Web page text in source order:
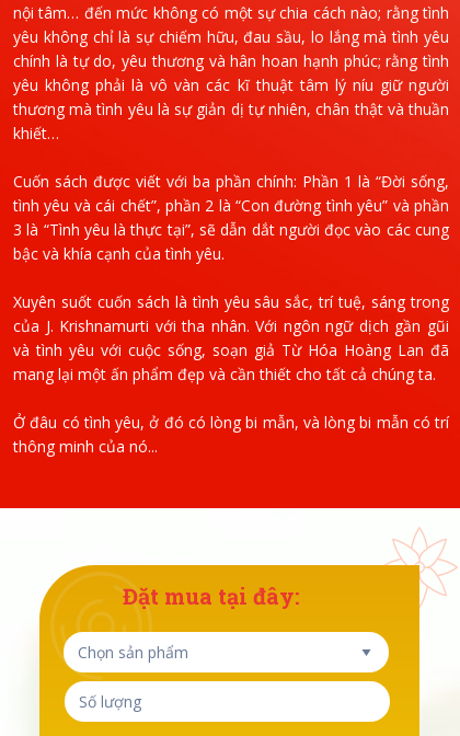
nội tâm… đến mức không có một sự chia cách nào; rằng tình
yêu không chỉ là sự chiếm hữu, đau sầu, lo lắng mà tình yêu
chính là tự do, yêu thương và hân hoan hạnh phúc; rằng tình
yêu không phải là vô vàn các kĩ thuật tâm lý níu giữ người
thương mà tình yêu là sự giản dị tự nhiên, chân thật và thuần
khiết…
Cuốn sách được viết với ba phần chính: Phần 1 là “Đời sống,
tình yêu và cái chết”, phần 2 là “Con đường tình yêu” và phần
3 là “Tình yêu là thực tại”, sẽ dẫn dắt người đọc vào các cung
bậc và khía cạnh của tình yêu.
Xuyên suốt cuốn sách là tình yêu sâu sắc, trí tuệ, sáng trong
của J. Krishnamurti với tha nhân. Với ngôn ngữ dịch gần gũi
và tình yêu với cuộc sống, soạn giả Từ Hóa Hoàng Lan đã
mang lại một ấn phẩm đẹp và cần thiết cho tất cả chúng ta.
Ở đâu có tình yêu, ở đó có lòng bi mẫn, và lòng bi mẫn có trí
thông minh của nó...
Đặt mua tại đây: